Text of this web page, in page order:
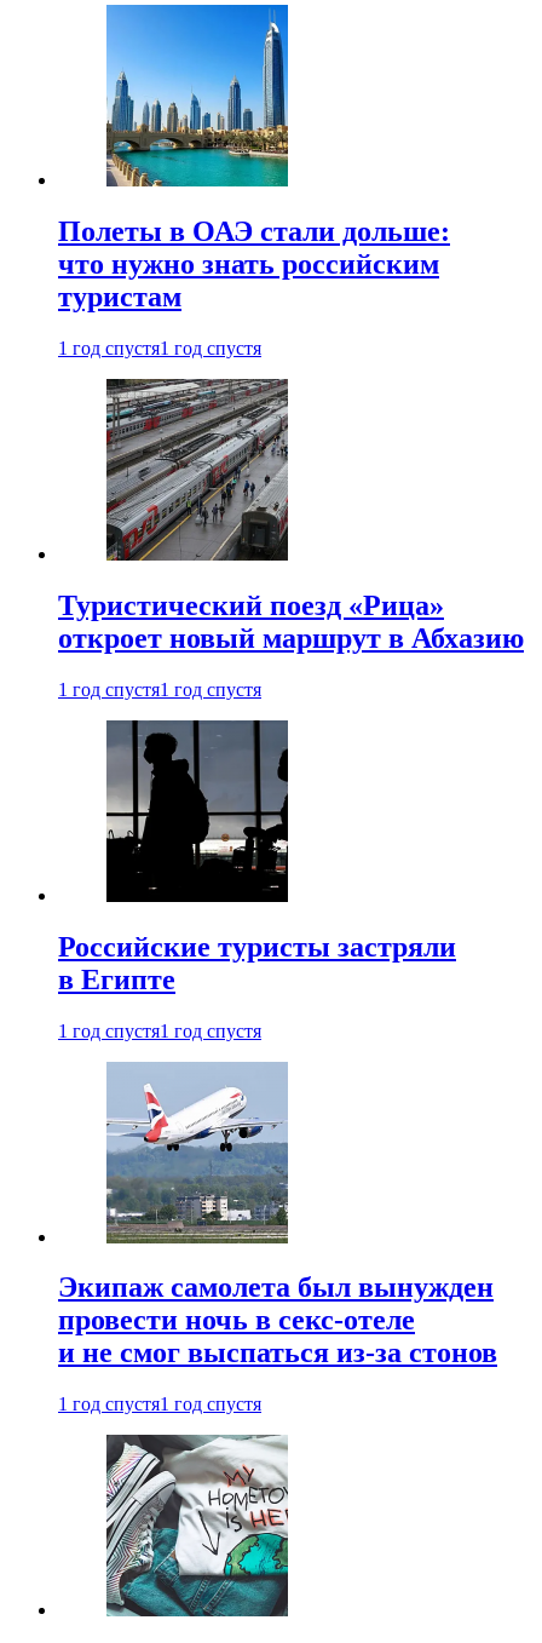
Полеты в ОАЭ стали дольше:
что нужно знать российским
туристам
1 год спустя1 год спустя
Туристический поезд «Рица»
откроет новый маршрут в Абхазию
1 год спустя1 год спустя
Российские туристы застряли
в Египте
1 год спустя1 год спустя
Экипаж самолета был вынужден
провести ночь в секс-отеле
и не смог выспаться из-за стонов
1 год спустя1 год спустя